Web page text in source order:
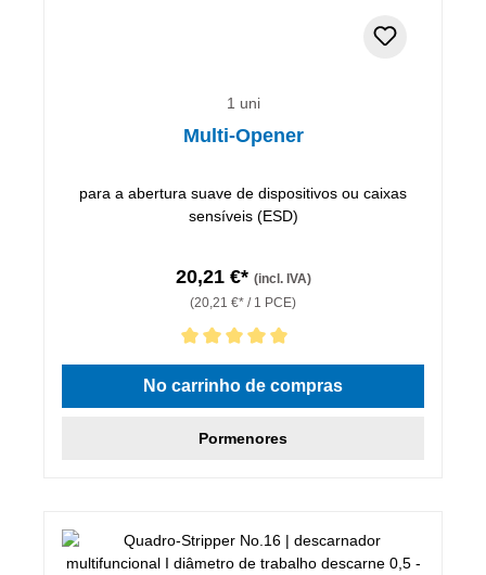
1 uni
Multi-Opener
para a abertura suave de dispositivos ou caixas
sensíveis (ESD)
20,21 €* (incl. IVA)
(20,21 €* / 1 PCE)
Classificação média de 5 de 5 estrelas
No carrinho de compras
Pormenores